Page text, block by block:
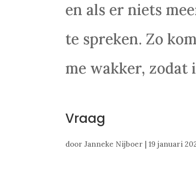
en als er niets
te spreken. Zo
me wakker, zodat
Vraag
doorJanneke Nijboer |19 januari